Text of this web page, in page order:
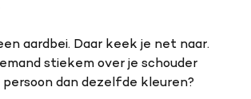
aardbei. Daar keek je net naar.
stiekem over je schouder
dan dezelfde kleuren?